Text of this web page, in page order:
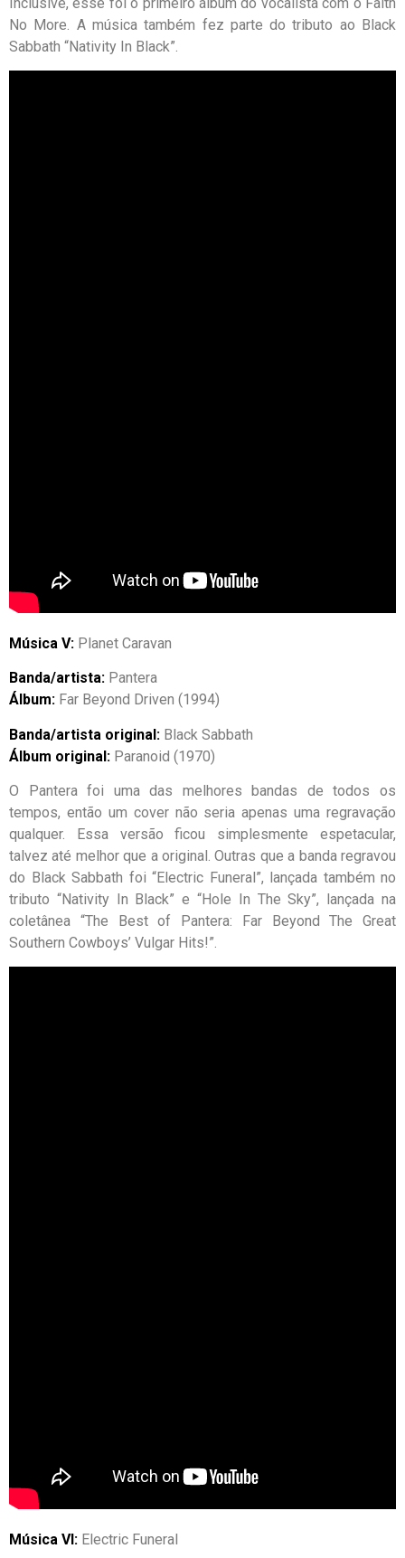
No More. A música também fez parte do tributo ao Black
Sabbath “Nativity In Black”.
Música V: Planet Caravan
Banda/artista: Pantera
Álbum: Far Beyond Driven (1994)
Banda/artista original: Black Sabbath
Álbum original: Paranoid (1970)
O Pantera foi uma das melhores bandas de todos os
tempos, então um cover não seria apenas uma regravação
qualquer. Essa versão ficou simplesmente espetacular,
talvez até melhor que a original. Outras que a banda regravou
do Black Sabbath foi “Electric Funeral”, lançada também no
tributo “Nativity In Black” e “Hole In The Sky”, lançada na
coletânea “The Best of Pantera: Far Beyond The Great
Southern Cowboys’ Vulgar Hits!”.
Música VI: Electric Funeral